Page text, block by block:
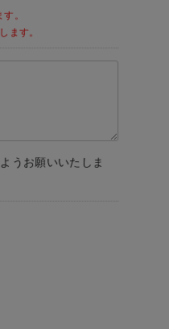
。
ます。
うお願いいたしま